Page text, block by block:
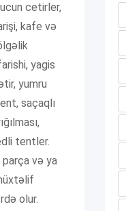
cetirler,
kafe və
yagis
yumru
saçaqlı
tentler.
parça və ya
olur.